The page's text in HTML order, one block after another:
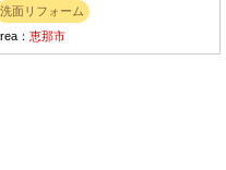
洗面リフォーム
：恵那市